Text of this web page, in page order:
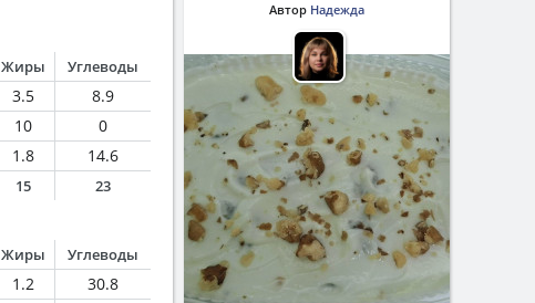
Жиры Углеводы
3.5
8.9
10
0
1.8
14.6
15 23
Жиры Углеводы
1.2
30.8
Автор Надежда